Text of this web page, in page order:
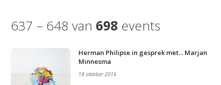
637 – 648 van 698 events
Herman Philipse in gesprek met... Marjan
Minnesma
18 oktober 2016